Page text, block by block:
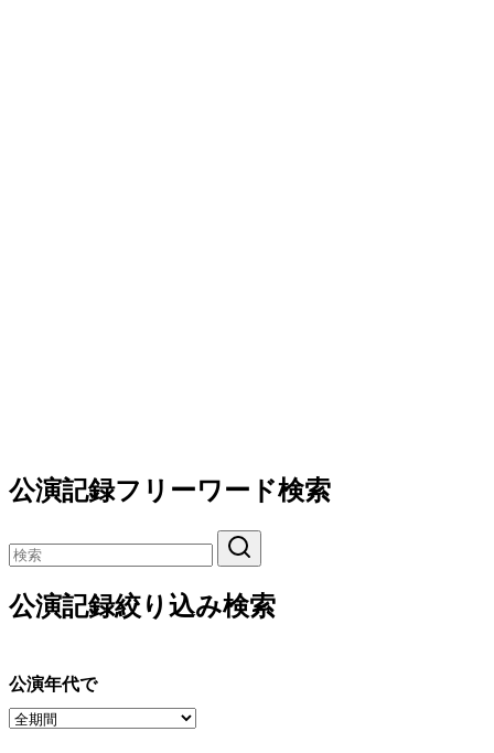
公演記録フリーワード検索
公演記録絞り込み検索
公演年代で